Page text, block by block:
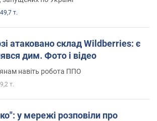
49,7 т.
атаковано склад Wildberries: є
дим. Фото і відео
навіть робота ППО
9,2 т.
у мережі розповіли про